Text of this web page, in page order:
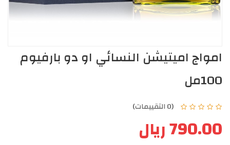
امواج اميتيشن النسائي او دو بارفيوم
100مل
(0 التقييمات)
790.00 ريال